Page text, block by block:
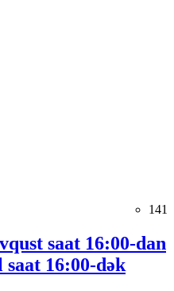
141
saat 16:00-dan
saat 16:00-dək